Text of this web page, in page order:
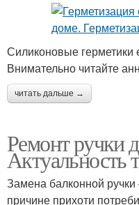
Силиконовые герметики
Внимательно читайте
читать дальше →
Ремонт ручки
Актуальность
Замена балконной
причине прихоти